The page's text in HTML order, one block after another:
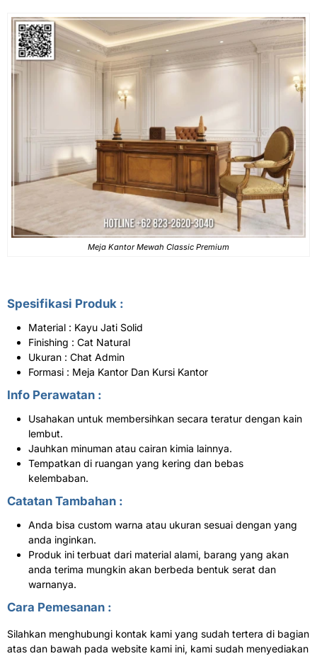
Meja Kantor Mewah Classic Premium
Spesifikasi Produk :
Material : Kayu Jati Solid
Finishing : Cat Natural
Ukuran : Chat Admin
Formasi : Meja Kantor Dan Kursi Kantor
Info Perawatan :
Usahakan untuk membersihkan secara teratur dengan kain
lembut.
Jauhkan minuman atau cairan kimia lainnya.
Tempatkan di ruangan yang kering dan bebas
kelembaban.
Catatan Tambahan :
Anda bisa custom warna atau ukuran sesuai dengan yang
anda inginkan.
Produk ini terbuat dari material alami, barang yang akan
anda terima mungkin akan berbeda bentuk serat dan
warnanya.
Cara Pemesanan :
Silahkan menghubungi kontak kami yang sudah tertera di bagian
atas dan bawah pada website kami ini, kami sudah menyediakan